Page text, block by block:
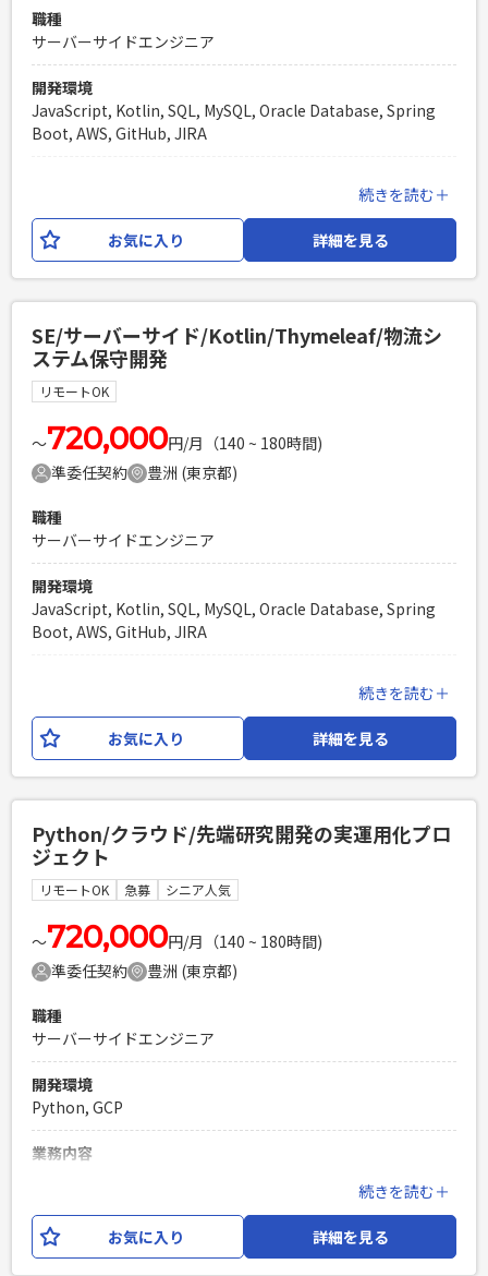
PHPを用いたWebサービスの開発経験4年以上
Laravelを用いた開発経験1年以上
職種
サーバーサイドエンジニア
開発環境
JavaScript, Kotlin, SQL, MySQL, Oracle Database, Spring
Boot, AWS, GitHub, JIRA
輸配送システムをOracle CloudからAWSへの移行をするにあ
たり、開発サブリーダーをご担当いただきます。 業務内容と
しては、実装・レビュー・他開発メンバーの進捗管理・報告
Spring Boot, Thymeleaf, Next.js DB：Oracle, Mysql イ
ンフラ：AWS(各種サービス), Terraform 開発ツール等：
Github, IntelliJ, Slack, Zoom, Jira, Confluence, VScode 等
設計思想：クリーンアーキテクチャ、 DDD AIツール：
Github copilot, Claude Code等
必須スキル
・SQLを用いたデータベース操作の実務経験 ・DDDやクリー
ンアーキテクチャーなどのソフトウェア設計パターンを活用し
た開発経験（1年以上） ・AWSを利用した開発経験（1年以
上） ・Reactの開発経験（3か月以上）
PHPを用いたWebサービスの開発経験4年以上
Laravelを用いた開発経験1年以上
続きを読む＋
お気に入り 詳細を見る
SE/サーバーサイド/Kotlin/Thymeleaf/物流シ
ステム保守開発
リモートOK
〜720,000円/月（140 ~ 180時間)
準委任契約
豊洲 (東京都)
職種
サーバーサイドエンジニア
開発環境
JavaScript, Kotlin, SQL, MySQL, Oracle Database, Spring
Boot, AWS, GitHub, JIRA
輸配送システムの保守開発を中心としたWeb開発案件です。
保守開発案件の増加に伴い、開発メンバーの補充が必要とな
っており、 AIを活用した設計～開発～テストを1人称で対応で
Thymeleaf DB：Oracle,Mysql インフラ：AWS, Terraform
開発ツール等：intelliJ, Docker, Github, Slack, Zoom, Jira,
Confluence等 設計思想：クリーンアーキテクチャ、 DDD
必須スキル
・1人称でユーザーとコミュニケーションをとり設計を推進で
きる方 ・Kotlinの実務経験 ・Thymeleaf経験（1年以上） ・
アーキテクチャーなどのソフトウェア設計パターンを活用した
開発経験（1年以上） ・AWSを利用した開発経験（1年以上）
PHPを用いたWebサービスの開発経験4年以上
Laravelを用いた開発経験1年以上
エンジニア複数人のチームでの開発経験
続きを読む＋
お気に入り 詳細を見る
Python/クラウド/先端研究開発の実運用化プロ
ジェクト
リモートOK 急募 シニア人気
〜720,000円/月（140 ~ 180時間)
準委任契約
豊洲 (東京都)
職種
サーバーサイドエンジニア
開発環境
Python, GCP
業務内容
7,000～8,000ステップ）の実運用化プロジェクトです。 研究
段階のプログラムを実際の業務で利用できるシステムへブラ
ッシュアップするため、 設計書の作成から実装、テスト（テ
続きを読む＋
お気に入り 詳細を見る